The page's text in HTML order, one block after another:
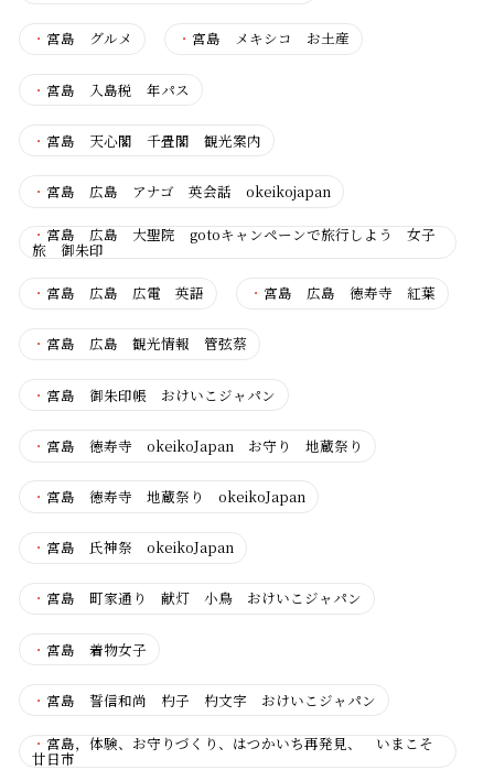
・ 宮島 グルメ ・ 宮島 メキシコ お土産
・ 宮島 入島税 年パス
・ 宮島 天心閣 千畳閣 観光案内
・ 宮島 広島 アナゴ 英会話 okeikojapan
・ 宮島 広島 大聖院 gotoキャンペーンで旅行しよう 女子
旅 御朱印
・ 宮島 広島 広電 英語 ・ 宮島 広島 徳寿寺 紅葉
・ 宮島 広島 観光情報 管弦蔡
・ 宮島 御朱印帳 おけいこジャパン
・ 宮島 徳寿寺 okeikoJapan お守り 地蔵祭り
・ 宮島 徳寿寺 地蔵祭り okeikoJapan
・ 宮島 氏神祭 okeikoJapan
・ 宮島 町家通り 献灯 小鳥 おけいこジャパン
・ 宮島 着物女子
・ 宮島 誓信和尚 杓子 杓文字 おけいこジャパン
・ 宮島，体験、お守りづくり、はつかいち再発見、 いまこそ
廿日市